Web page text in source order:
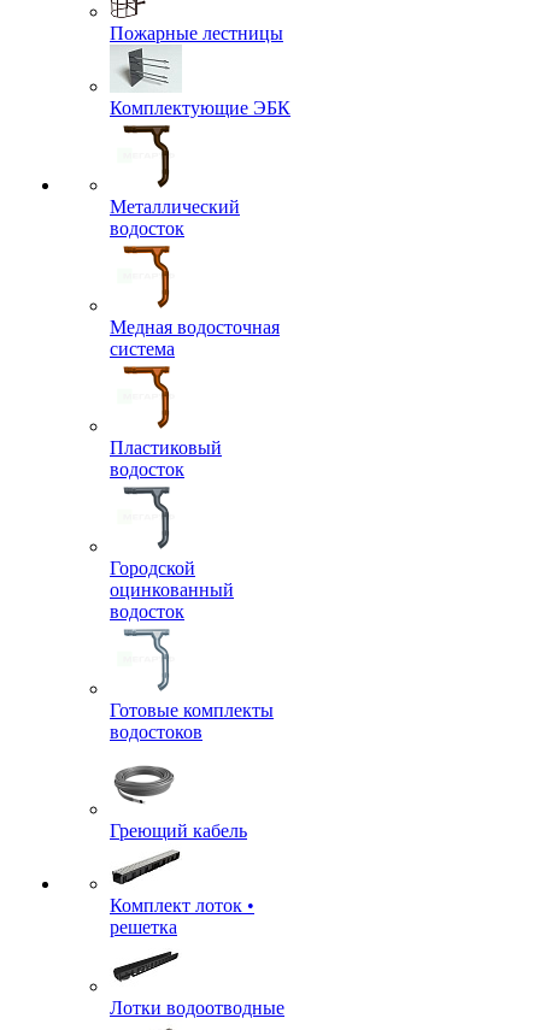
Пожарные лестницы
Комплектующие ЭБК
Металлический
водосток
Медная водосточная
система
Пластиковый
водосток
Городской
оцинкованный
водосток
Готовые комплекты
водостоков
Греющий кабель
Комплект лоток •
решетка
Лотки водоотводные